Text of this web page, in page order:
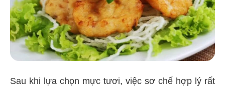
Sau khi lựa chọn mực tươi, việc sơ chế hợp lý rất